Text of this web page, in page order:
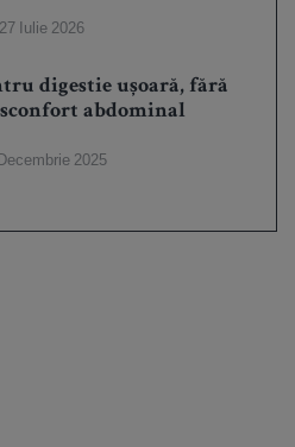
27 Iulie 2026
digestie ușoară, fără
abdominal
2025